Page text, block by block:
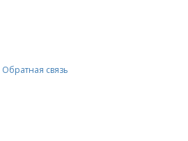
Обратная связь